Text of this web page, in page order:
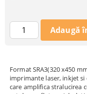
Format SRA3(320 x450
imprimante laser, inkjet
care amplifica stralucirea